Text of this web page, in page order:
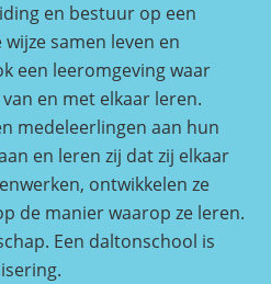
en bestuur op een
samen leven en
een leeromgeving waar
en met elkaar leren.
medeleerlingen aan hun
en leren zij dat zij elkaar
ontwikkelen ze
de manier waarop ze leren.
Een daltonschool is